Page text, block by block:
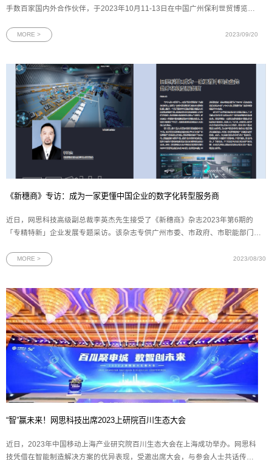
手数百家国内外合作伙伴，于2023年10月11-13日在中国广州保利世贸博览馆
科技再次应邀参与中国移动这场规格最高、覆盖面最广的年度盛会。届时，网
MORE > 2023/09/20
《新穗商》专访：成为一家更懂中国企业的数字化转型服务商
近日，网思科技高级副总裁李英杰先生接受了《新穗商》杂志2023年第6期的
「专精特新」企业发展专题采访。该杂志专供广州市委、市政府、市职能部门以
志的报道，有效提升了网思科技在广州政府中的影响力。本文首发于《新穗商》
MORE > 2023/08/30
“智”赢未来！网思科技出席2023上研院百川生态大会
近日，2023年中国移动上海产业研究院百川生态大会在上海成功举办。网思科
技凭借在智能制造解决方案的优异表现，受邀出席大会，与参会人士共话传统